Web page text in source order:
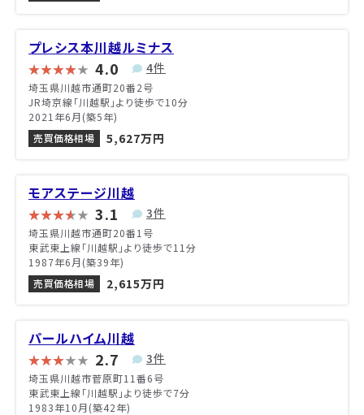
プレシス本川越ルミナス
4.0 4件
埼玉県川越市通町20番2号
JR埼京線「川越駅」より徒歩で10分
2021年6月(築5年)
売買価格相場
5,627万円
モアステージ川越
3.1 3件
埼玉県川越市通町20番1号
東武東上線「川越駅」より徒歩で11分
1987年6月(築39年)
売買価格相場
2,615万円
パールハイム川越
2.7 3件
埼玉県川越市菅原町11番6号
東武東上線「川越駅」より徒歩で7分
1983年10月(築42年)